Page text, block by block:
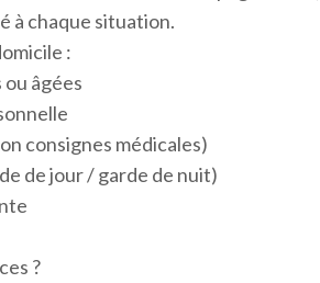
à chaque situation.
:
âgées
consignes médicales)
de jour / garde de nuit)
?